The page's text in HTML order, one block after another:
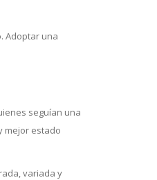
Adoptar una
seguían una
mejor estado
variada y